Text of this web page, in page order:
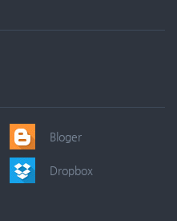
Bloger
Dropbox